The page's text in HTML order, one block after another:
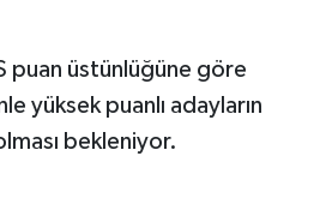
puan üstünlüğüne göre
yüksek puanlı adayların
bekleniyor.